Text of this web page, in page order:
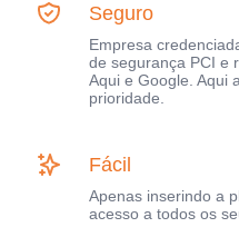
Seguro
Empresa
de segurança PCI e
Aqui e Google. Aqui
prioridade.
Fácil
Apenas inserindo a
acesso a todos os